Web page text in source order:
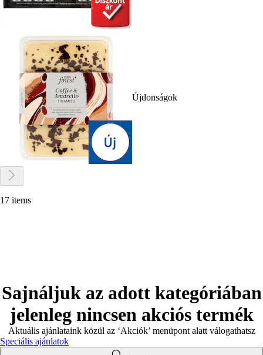
Újdonságok
17 items
Sajnáljuk az adott kategóriában
jelenleg nincsen akciós termék
Aktuális ajánlataink közül az ‘Akciók’ menüpont alatt válogathatsz
Speciális ajánlatok